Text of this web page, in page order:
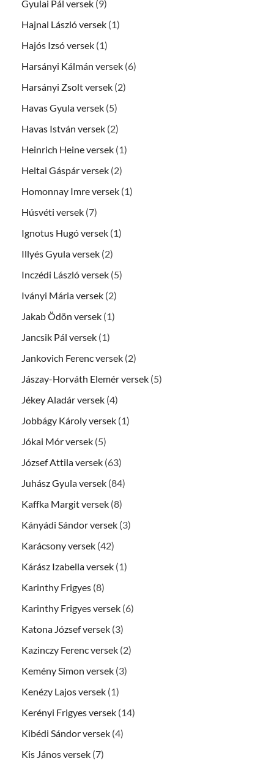
Gyulai Pál versek (9)
Hajnal László versek (1)
Hajós Izsó versek (1)
Harsányi Kálmán versek (6)
Harsányi Zsolt versek (2)
Havas Gyula versek (5)
Havas István versek (2)
Heinrich Heine versek (1)
Heltai Gáspár versek (2)
Homonnay Imre versek (1)
Húsvéti versek (7)
Ignotus Hugó versek (1)
Illyés Gyula versek (2)
Inczédi László versek (5)
Iványi Mária versek (2)
Jakab Ödön versek (1)
Jancsik Pál versek (1)
Jankovich Ferenc versek (2)
Jászay-Horváth Elemér versek (5)
Jékey Aladár versek (4)
Jobbágy Károly versek (1)
Jókai Mór versek (5)
József Attila versek (63)
Juhász Gyula versek (84)
Kaffka Margit versek (8)
Kányádi Sándor versek (3)
Karácsony versek (42)
Kárász Izabella versek (1)
Karinthy Frigyes (8)
Karinthy Frigyes versek (6)
Katona József versek (3)
Kazinczy Ferenc versek (2)
Kemény Simon versek (3)
Kenézy Lajos versek (1)
Kerényi Frigyes versek (14)
Kibédi Sándor versek (4)
Kis János versek (7)